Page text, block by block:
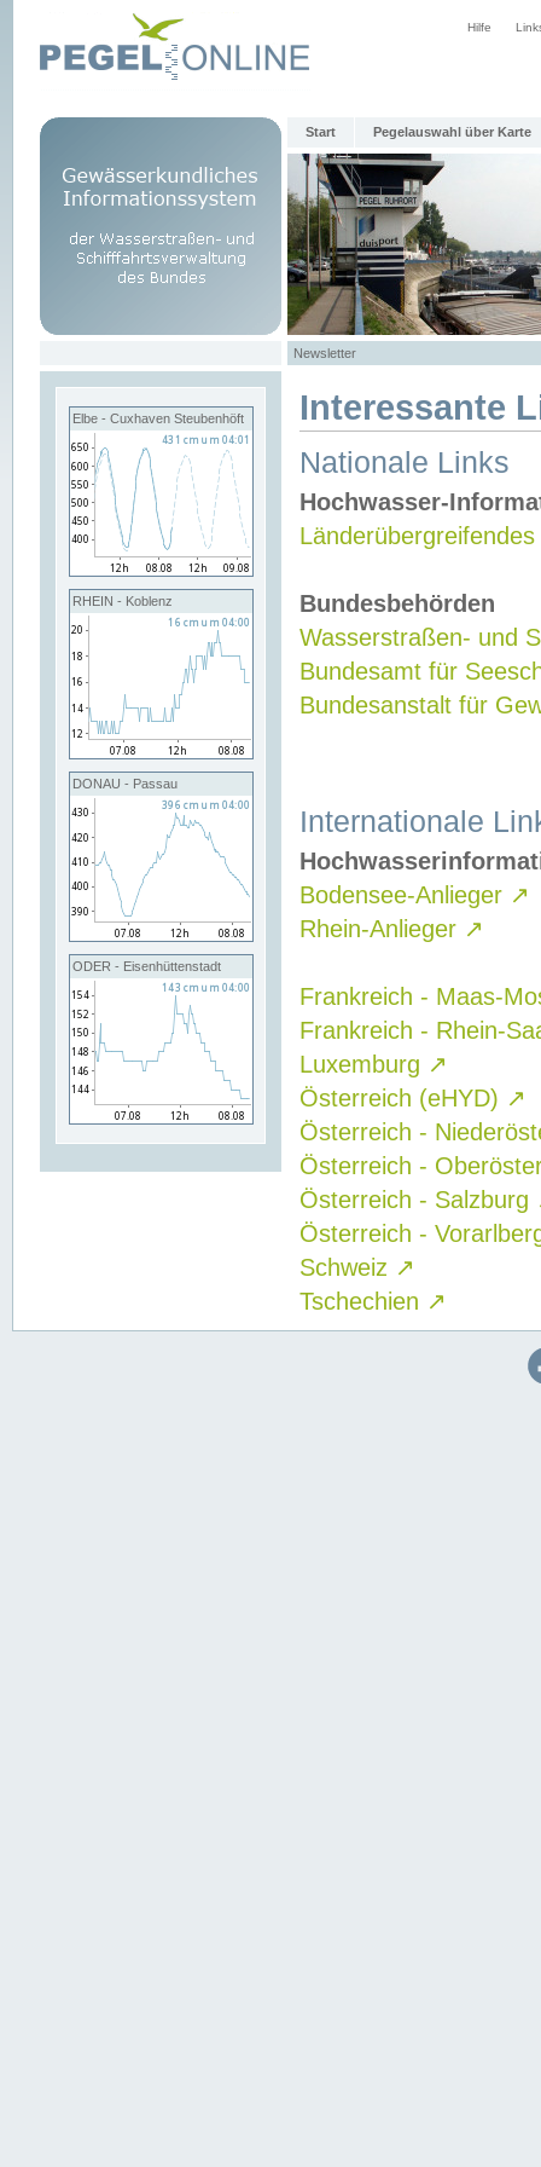
Hilfe
Start Pegelauswahl über Karte
Newsletter
Elbe - Cuxhaven Steubenhöft
RHEIN - Koblenz
DONAU - Passau
ODER - Eisenhüttenstadt
Interessante
Nationale Links
Hochwasser-
Bundesbehörden
Wasserstraßen- und
Bundesamt für
Bundesanstalt für
Internationale
Bodensee-Anlieger ↗
Rhein-Anlieger ↗
Frankreich - Maas-
Frankreich - Rhein-
Luxemburg ↗
Österreich (eHYD) ↗
Österreich -
Österreich -
Österreich - Salzburg
Österreich -
Schweiz ↗
Tschechien ↗